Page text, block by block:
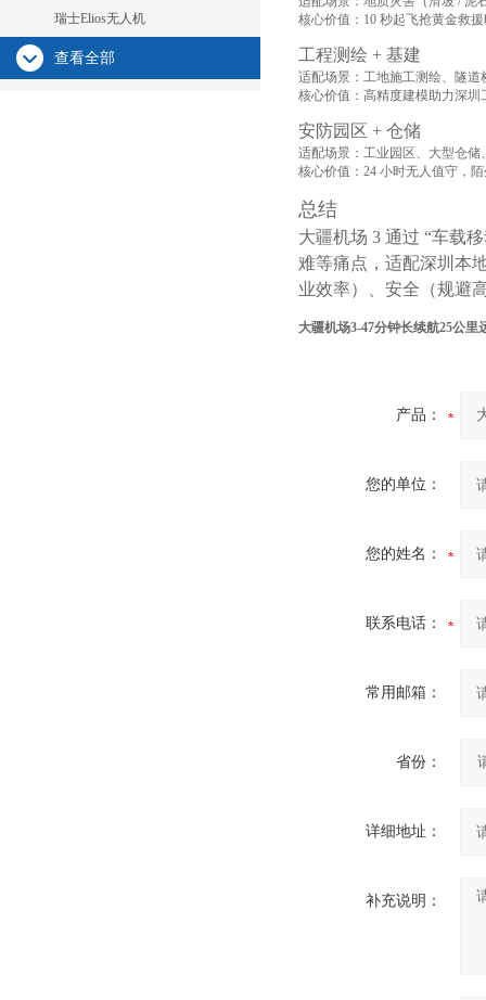
瑞士Elios无人机
查看全部
核心价值：10 秒起飞抢黄金救
工程测绘 + 基建
适配场景：工地施工测绘、隧
核心价值：高精度建模助力深
安防园区 + 仓储
适配场景：工业园区、大型仓
核心价值：24 小时无人值守，
总结
大疆机场 3 通过 “车载
难等痛点，适配深圳本
业效率）、安全（规避
大疆机场3-47分钟长续航25公里
产品：
您的单位：
您的姓名：
联系电话：
常用邮箱：
省份：
详细地址：
补充说明：